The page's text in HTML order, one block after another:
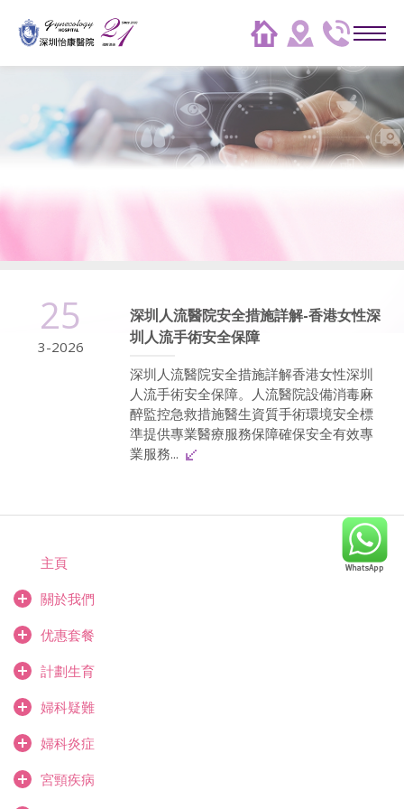
25
3-2026
深圳人流醫院安全措施詳解-香港女性深
圳人流手術安全保障
深圳人流醫院安全措施詳解香港女性深圳
人流手術安全保障。人流醫院設備消毒麻
醉監控急救措施醫生資質手術環境安全標
準提供專業醫療服務保障確保安全有效專
業服務...
主頁
關於我們
优惠套餐
計劃生育
婦科疑難
婦科炎症
宮頸疾病